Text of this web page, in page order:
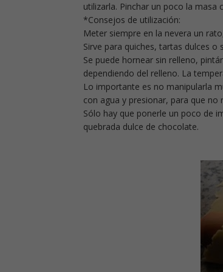
utilizarla. Pinchar un poco la masa
*Consejos de utilización:
Meter siempre en la nevera un
Sirve para quiches, tartas dulces o
Se puede hornear sin relleno,
dependiendo del relleno. La
Lo importante es no manipularla
con agua y presionar, para que no
Sólo hay que ponerle un poco de
quebrada dulce de chocolate.